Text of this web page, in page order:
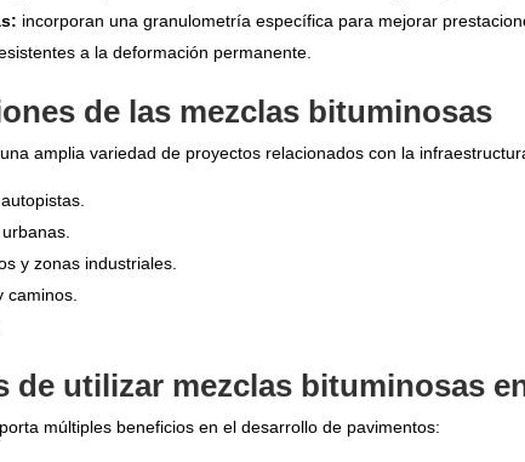
incorporan una granulometría específica para mejorar
a la deformación permanente.
de las mezclas bituminosas
amplia variedad de proyectos relacionados con la
y zonas industriales.
caminos.
de utilizar mezclas bituminosas
múltiples beneficios en el desarrollo de pavimentos: